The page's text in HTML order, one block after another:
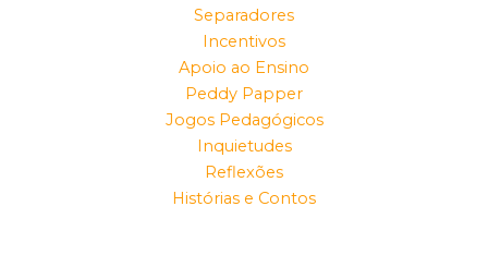
Separadores
Incentivos
Apoio ao Ensino
Peddy Papper
Jogos Pedagógicos
Inquietudes
Reflexões
Histórias e Contos